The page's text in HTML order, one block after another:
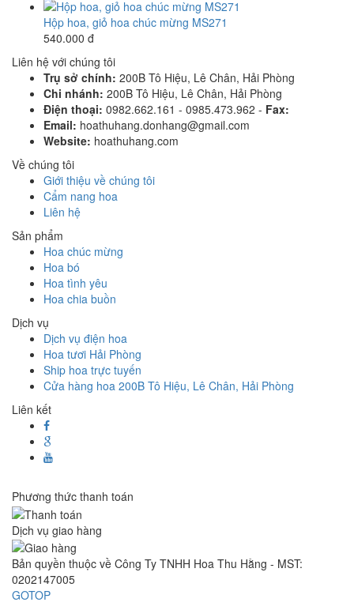
Hộp hoa, giỏ hoa chúc mừng MS271
540.000 đ
Liên hệ với chúng tôi
Trụ sở chính: 200B Tô Hiệu, Lê Chân, Hải Phòng
Chi nhánh: 200B Tô Hiệu, Lê Chân, Hải Phòng
Điện thoại: 0982.662.161 - 0985.473.962 - Fax:
Email: hoathuhang.donhang@gmail.com
Website: hoathuhang.com
Về chúng tôi
Giới thiệu về chúng tôi
Cẩm nang hoa
Liên hệ
Sản phẩm
Hoa chúc mừng
Hoa bó
Hoa tình yêu
Hoa chia buồn
Dịch vụ
Dịch vụ điện hoa
Hoa tươi Hải Phòng
Ship hoa trực tuyến
Cửa hàng hoa 200B Tô Hiệu, Lê Chân, Hải Phòng
Liên kết
Phương thức thanh toán
Dịch vụ giao hàng
Bản quyền thuộc về Công Ty TNHH Hoa Thu Hằng - MST:
0202147005
GOTOP